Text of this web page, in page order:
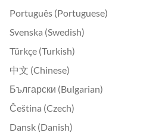
Português (Portuguese)
Svenska (Swedish)
Türkçe (Turkish)
中文 (Chinese)
Български (Bulgarian)
Čeština (Czech)
Dansk (Danish)